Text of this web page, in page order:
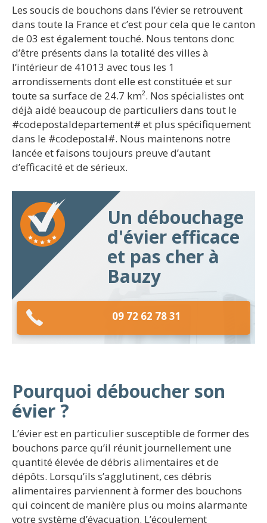
Les soucis de bouchons dans l’évier se retrouvent
dans toute la France et c’est pour cela que le canton
de 03 est également touché. Nous tentons donc
d’être présents dans la totalité des villes à
l’intérieur de 41013 avec tous les 1
arrondissements dont elle est constituée et sur
toute sa surface de 24.7 km². Nos spécialistes ont
déjà aidé beaucoup de particuliers dans tout le
#codepostaldepartement# et plus spécifiquement
dans le #codepostal#. Nous maintenons notre
lancée et faisons toujours preuve d’autant
d’efficacité et de sérieux.
Un débouchage
d'évier efficace
et pas cher à
Bauzy
09 72 62 78 31
Pourquoi déboucher son
évier ?
L’évier est en particulier susceptible de former des
bouchons parce qu’il réunit journellement une
quantité élevée de débris alimentaires et de
dépôts. Lorsqu’ils s’agglutinent, ces débris
alimentaires parviennent à former des bouchons
qui coincent de manière plus ou moins alarmante
votre système d’évacuation. L’écoulement